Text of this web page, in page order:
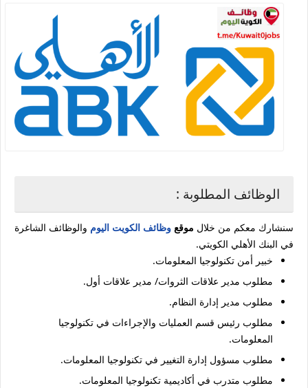
الوظائف المطلوبة :
سنشارك معكم من خلال موقع وظائف الكويت اليوم والوظائف الشاغرة
في البنك الأهلي الكويتي.
خبير أمن تكنولوجيا المعلومات.
مطلوب مدير علاقات الثروات/ مدير علاقات أول.
مطلوب مدير إدارة النظام.
مطلوب رئيس قسم العمليات والإجراءات في تكنولوجيا
المعلومات.
مطلوب مسؤول إدارة التغيير في تكنولوجيا المعلومات.
مطلوب متدرب في أكاديمية تكنولوجيا المعلومات.